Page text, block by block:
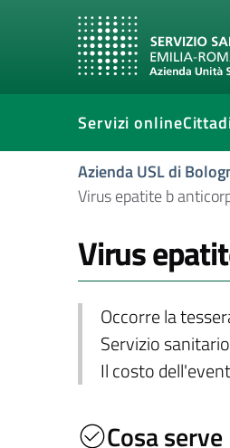
Servizi online
Azienda USL di
Virus epatite b
Virus
Occorre la
Servizio
Il costo
Cosa serve